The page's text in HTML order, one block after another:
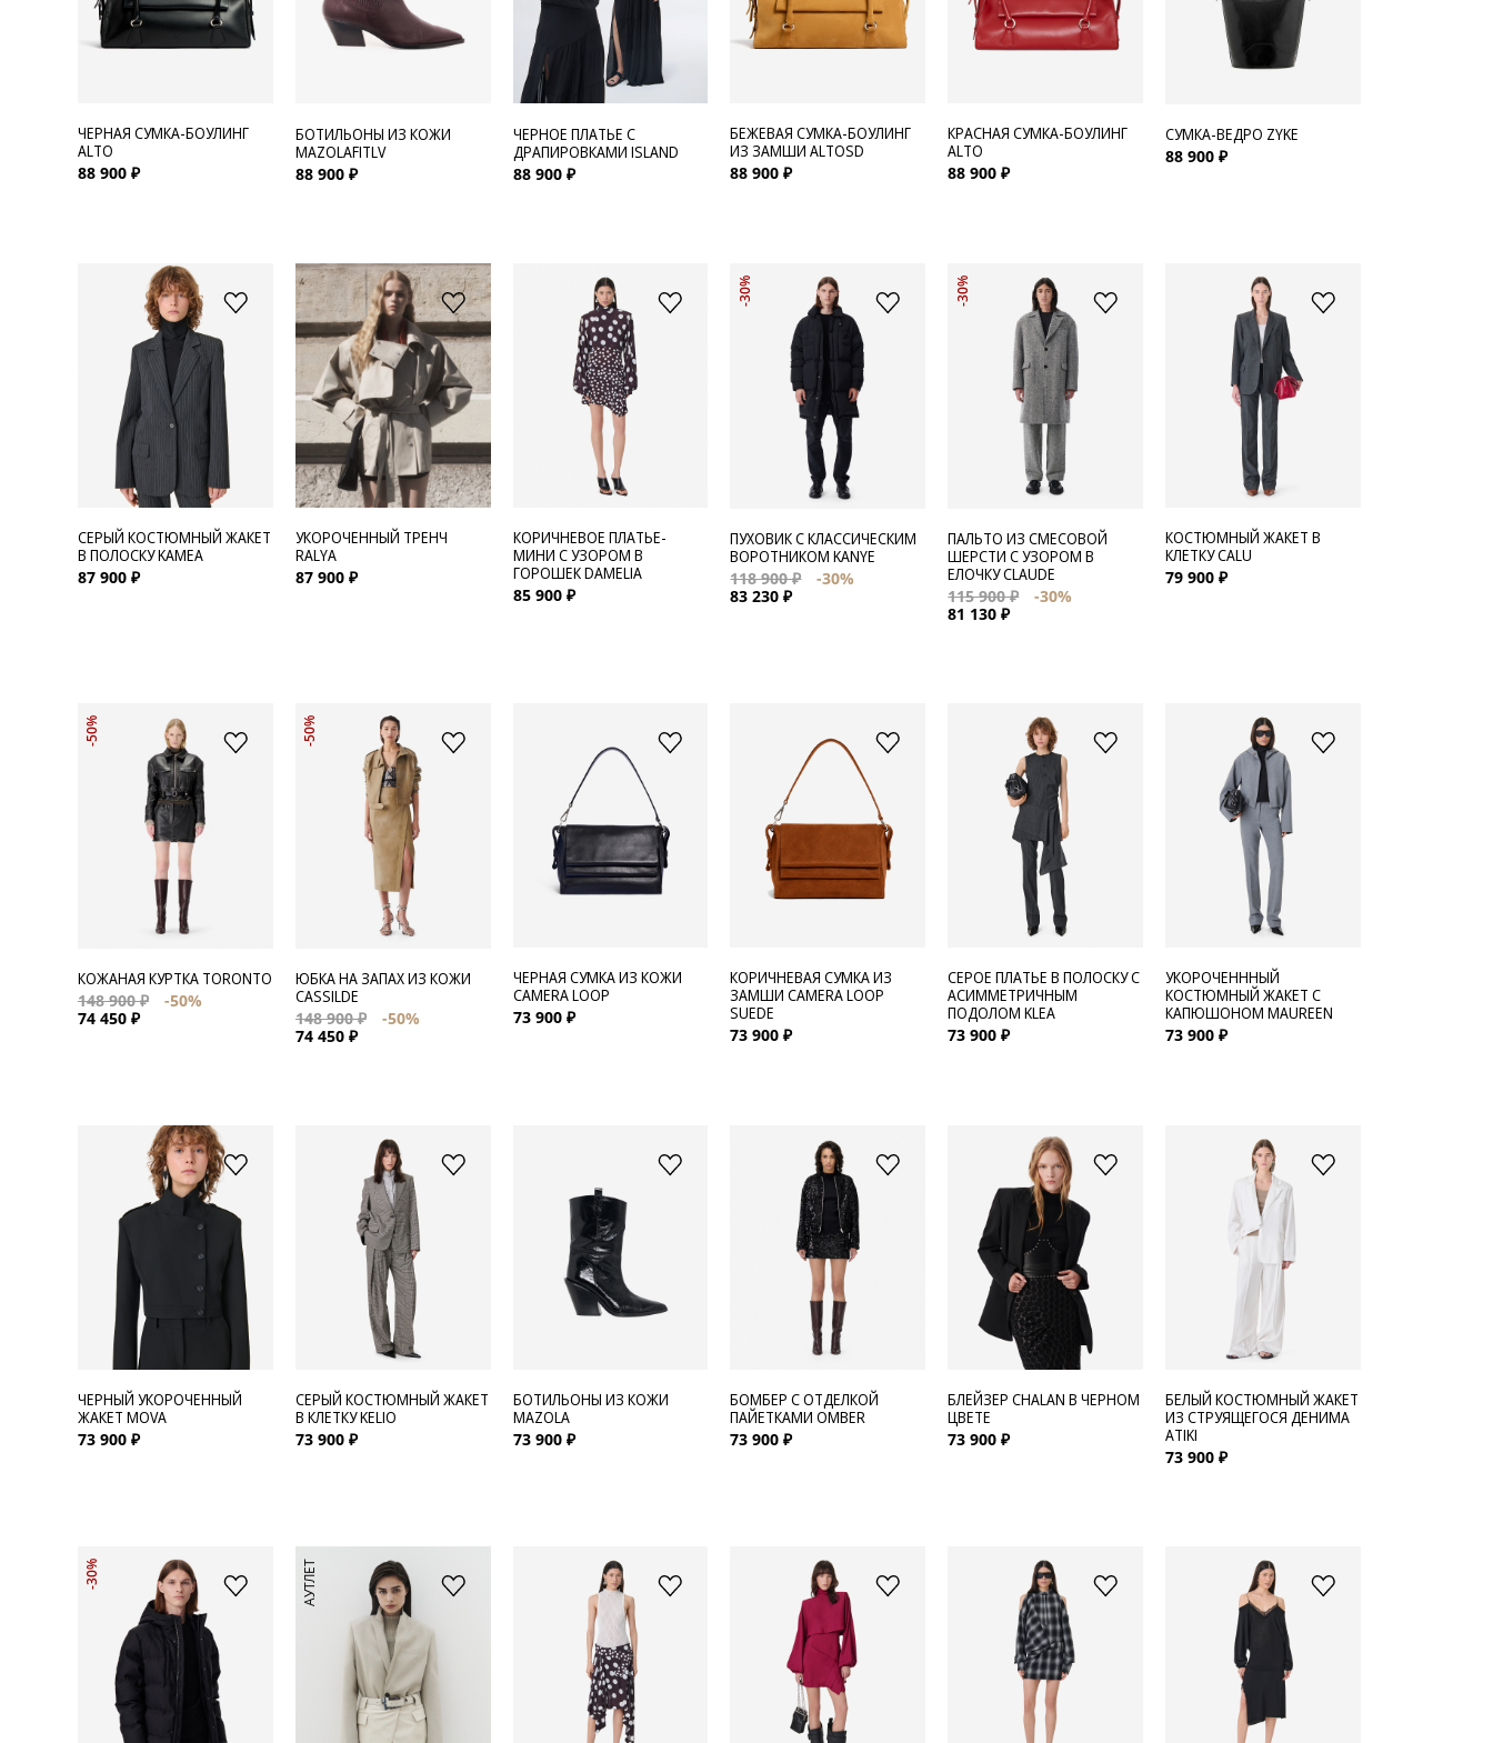
ЧЕРНАЯ СУМКА-БОУЛИНГ
ALTO
88 900 ₽
БОТИЛЬОНЫ ИЗ КОЖИ
MAZOLAFITLV
88 900 ₽
ЧЕРНОЕ ПЛАТЬЕ С
ДРАПИРОВКАМИ ISLAND
88 900 ₽
БЕЖЕВАЯ СУМКА-БОУЛИНГ
ИЗ ЗАМШИ ALTOSD
88 900 ₽
КРАСНАЯ СУМКА-БОУЛИНГ
ALTO
88 900 ₽
СУМКА-ВЕДРО ZYKE
88 900 ₽
СЕРЫЙ КОСТЮМНЫЙ ЖАКЕТ
В ПОЛОСКУ KAMEA
87 900 ₽
УКОРОЧЕННЫЙ ТРЕНЧ
RALYA
87 900 ₽
КОРИЧНЕВОЕ ПЛАТЬЕ-
МИНИ С УЗОРОМ В
ГОРОШЕК DAMELIA
85 900 ₽
-30%
ПУХОВИК С КЛАССИЧЕСКИМ
ВОРОТНИКОМ KANYE
118 900 ₽
-30%
83 230 ₽
-30%
ПАЛЬТО ИЗ СМЕСОВОЙ
ШЕРСТИ С УЗОРОМ В
ЕЛОЧКУ CLAUDE
115 900 ₽
-30%
81 130 ₽
КОСТЮМНЫЙ ЖАКЕТ В
КЛЕТКУ CALU
79 900 ₽
-50%
КОЖАНАЯ КУРТКА TORONTO
148 900 ₽
-50%
74 450 ₽
-50%
ЮБКА НА ЗАПАХ ИЗ КОЖИ
CASSILDE
148 900 ₽
-50%
74 450 ₽
ЧЕРНАЯ СУМКА ИЗ КОЖИ
CAMERA LOOP
73 900 ₽
КОРИЧНЕВАЯ СУМКА ИЗ
ЗАМШИ CAMERA LOOP
SUEDE
73 900 ₽
СЕРОЕ ПЛАТЬЕ В ПОЛОСКУ С
АСИММЕТРИЧНЫМ
ПОДОЛОМ KLEA
73 900 ₽
УКОРОЧЕНННЫЙ
КОСТЮМНЫЙ ЖАКЕТ С
КАПЮШОНОМ MAUREEN
73 900 ₽
ЧЕРНЫЙ УКОРОЧЕННЫЙ
ЖАКЕТ MOVA
73 900 ₽
СЕРЫЙ КОСТЮМНЫЙ ЖАКЕТ
В КЛЕТКУ KELIO
73 900 ₽
БОТИЛЬОНЫ ИЗ КОЖИ
MAZOLA
73 900 ₽
БОМБЕР С ОТДЕЛКОЙ
ПАЙЕТКАМИ OMBER
73 900 ₽
БЛЕЙЗЕР CHALAN В ЧЕРНОМ
ЦВЕТЕ
73 900 ₽
БЕЛЫЙ КОСТЮМНЫЙ ЖАКЕТ
ИЗ СТРУЯЩЕГОСЯ ДЕНИМА
ATIKI
73 900 ₽
-30% АУТЛЕТ